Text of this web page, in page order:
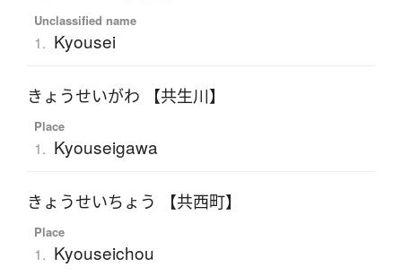
Unclassified name
1. Kyousei
きょうせいがわ 【共生川】
Place
1. Kyouseigawa
きょうせいちょう 【共西町】
Place
1. Kyouseichou